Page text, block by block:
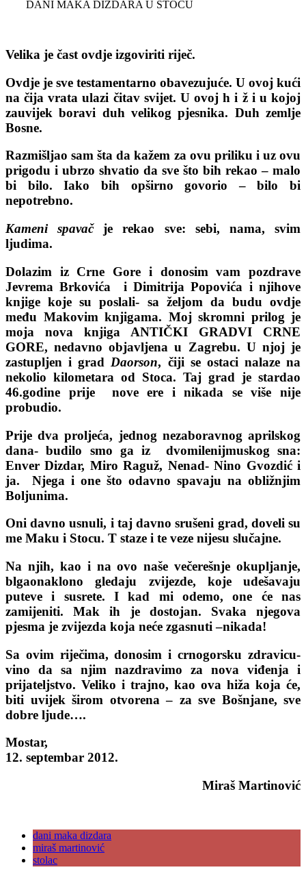
DANI MAKA DIZDARA U STOCU
Velika je čast ovdje izgoviriti riječ.
Ovdje je sve testamentarno obavezujuće. U ovoj kući
na čija vrata ulazi čitav svijet. U ovoj h i ž i u kojoj
zauvijek boravi duh velikog pjesnika. Duh zemlje
Bosne.
Razmišljao sam šta da kažem za ovu priliku i uz ovu
prigodu i ubrzo shvatio da sve što bih rekao – malo
bi bilo. Iako bih opširno govorio – bilo bi
nepotrebno.
Kameni spavačje rekao sve: sebi, nama, svim
ljudima.
Dolazim iz Crne Gore i donosim vam pozdrave
Jevrema Brkovića i Dimitrija Popovića i njihove
knjige koje su poslali- sa željom da budu ovdje
među Makovim knjigama. Moj skromni prilog je
moja nova knjiga ANTIČKI GRADVI CRNE
GORE, nedavno objavljena u Zagrebu. U njoj je
zastupljen i grad Daorson, čiji se ostaci nalaze na
nekolio kilometara od Stoca. Taj grad je stardao
46.godine prije nove ere i nikada se više nije
probudio.
Prije dva proljeća, jednog nezaboravnog aprilskog
dana- budilo smo ga iz dvomilenijmuskog sna:
Enver Dizdar, Miro Raguž, Nenad- Nino Gvozdić i
ja. Njega i one što odavno spavaju na obližnjim
Boljunima.
Oni davno usnuli, i taj davno srušeni grad, doveli su
me Maku i Stocu. T staze i te veze nijesu slučajne.
Na njih, kao i na ovo naše večerešnje okupljanje,
blgaonaklono gledaju zvijezde, koje udešavaju
puteve i susrete. I kad mi odemo, one će nas
zamijeniti. Mak ih je dostojan. Svaka njegova
pjesma je zvijezda koja neće zgasnuti –nikada!
Sa ovim riječima, donosim i crnogorsku zdravicu-
vino da sa njim nazdravimo za nova viđenja i
prijateljstvo. Veliko i trajno, kao ova hiža koja će,
biti uvijek širom otvorena – za sve Bošnjane, sve
dobre ljude….
Mostar,
12. septembar 2012.
Miraš Martinović
dani maka dizdara
miraš martinović
stolac